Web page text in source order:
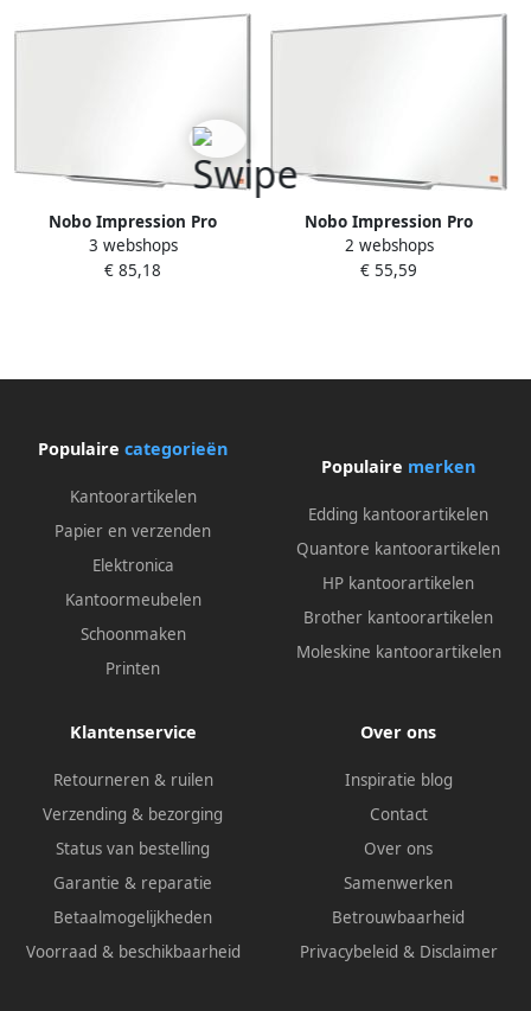
Nobo Impression Pro
Widescreen magnetisch
whiteboard emaille ft 89 x 50
3 webshops
€ 85,18
Nobo Impression Pro
Widescreen magnetisch
whiteboard Nano Clean
2 webshops
€ 55,59
Populaire categorieën
Kantoorartikelen
Papier en verzenden
Elektronica
Kantoormeubelen
Schoonmaken
Printen
Populaire merken
Edding kantoorartikelen
Quantore kantoorartikelen
HP kantoorartikelen
Brother kantoorartikelen
Moleskine kantoorartikelen
Klantenservice
Retourneren & ruilen
Verzending & bezorging
Status van bestelling
Garantie & reparatie
Betaalmogelijkheden
Voorraad & beschikbaarheid
Over ons
Inspiratie blog
Contact
Over ons
Samenwerken
Betrouwbaarheid
Privacybeleid & Disclaimer